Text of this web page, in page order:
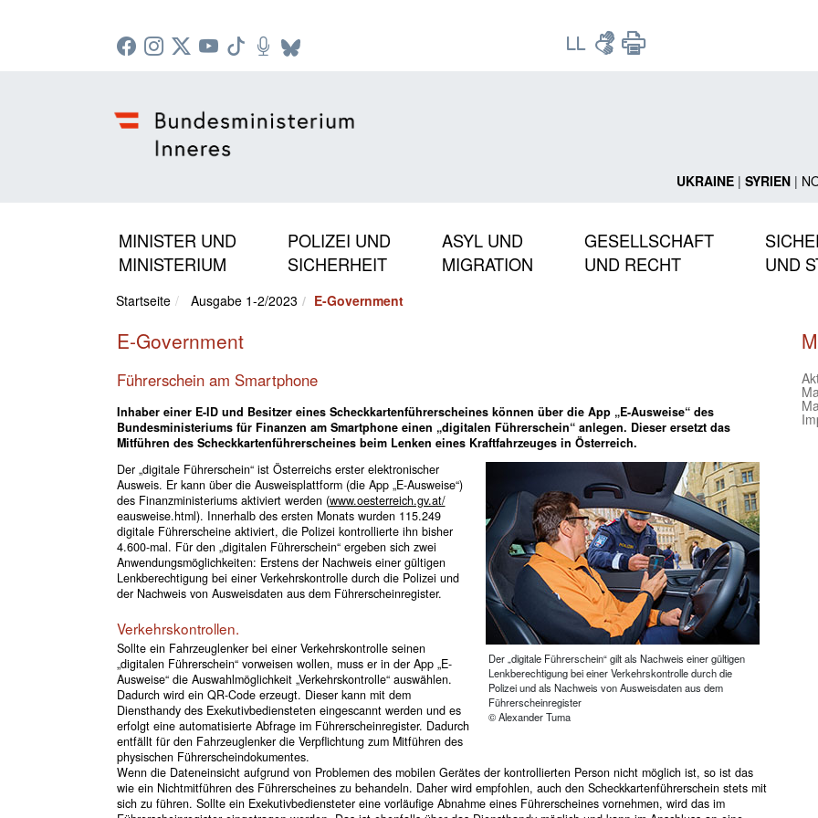
UKRAINE| SYRIEN|
MINISTER UND
MINISTERIUM
POLIZEI UND
SICHERHEIT
ASYL UND
MIGRATION
GESELLSCHAFT
UND RECHT
UND
Startseite Ausgabe 1-2/2023 E-Government
E-Government
Führerschein am Smartphone
Inhaber einer E-ID und Besitzer eines Scheckkartenführerscheines können über die App „E-Ausweise“ des
Bundesministeriums für Finanzen am Smartphone einen „digitalen Führerschein“ anlegen. Dieser ersetzt das
Mitführen des Scheckkartenführerscheines beim Lenken eines Kraftfahrzeuges in Österreich.
Der „digitale Führerschein“ gilt als Nachweis einer gültigen
Lenkberechtigung bei einer Verkehrskontrolle durch die
Polizei und als Nachweis von Ausweisdaten aus dem
Führerscheinregister
© Alexander Tuma
Der „digitale Führerschein“ ist Österreichs erster elektronischer
Ausweis. Er kann über die Ausweisplattform (die App „E-Ausweise“)
des Finanzministeriums aktiviert werden (www.oesterreich.gv.at/
eausweise.html). Innerhalb des ersten Monats wurden 115.249
digitale Führerscheine aktiviert, die Polizei kontrollierte ihn bisher
4.600-mal. Für den „digitalen Führerschein“ ergeben sich zwei
Anwendungsmöglichkeiten: Erstens der Nachweis einer gültigen
Lenkberechtigung bei einer Verkehrskontrolle durch die Polizei und
der Nachweis von Ausweisdaten aus dem Führerscheinregister.
Verkehrskontrollen.
Sollte ein Fahrzeuglenker bei einer Verkehrskontrolle seinen
„digitalen Führerschein“ vorweisen wollen, muss er in der App „E-
Ausweise“ die Auswahlmöglichkeit „Verkehrskontrolle“ auswählen.
Dadurch wird ein QR-Code erzeugt. Dieser kann mit dem
Diensthandy des Exekutivbediensteten eingescannt werden und es
erfolgt eine automatisierte Abfrage im Führerscheinregister. Dadurch
entfällt für den Fahrzeuglenker die Verpflichtung zum Mitführen des
physischen Führerscheindokumentes.
Wenn die Dateneinsicht aufgrund von Problemen des mobilen Gerätes der kontrollierten Person nicht möglich ist, so ist das
wie ein Nichtmitführen des Führerscheines zu behandeln. Daher wird empfohlen, auch den Scheckkartenführerschein stets mit
sich zu führen. Sollte ein Exekutivbediensteter eine vorläufige Abnahme eines Führerscheines vornehmen, wird das im